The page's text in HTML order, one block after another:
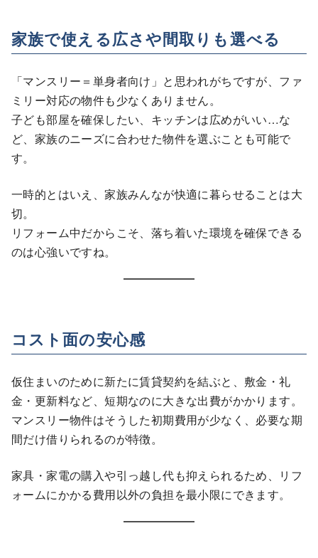
家族で使える広さや間取りも選べる
「マンスリー＝単身者向け」と思われがちですが、ファ
ミリー対応の物件も少なくありません。
子ども部屋を確保したい、キッチンは広めがいい…な
ど、家族のニーズに合わせた物件を選ぶことも可能で
す。
一時的とはいえ、家族みんなが快適に暮らせることは大
切。
リフォーム中だからこそ、落ち着いた環境を確保できる
のは心強いですね。
コスト面の安心感
仮住まいのために新たに賃貸契約を結ぶと、敷金・礼
金・更新料など、短期なのに大きな出費がかかります。
マンスリー物件はそうした初期費用が少なく、必要な期
間だけ借りられるのが特徴。
家具・家電の購入や引っ越し代も抑えられるため、リフ
ォームにかかる費用以外の負担を最小限にできます。